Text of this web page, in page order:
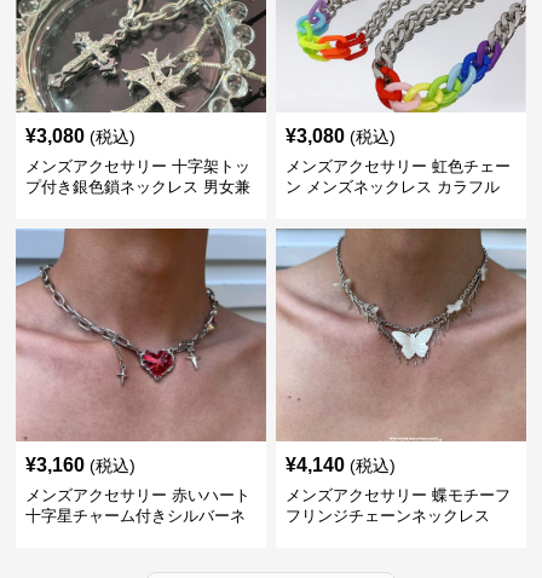
¥3,080 (税込)
メンズアクセサリー 十字架トッ
プ付き銀色鎖ネックレス 男女兼
¥3,080 (税込)
メンズアクセサリー 虹色チェー
ン メンズネックレス カラフル
¥3,160 (税込)
メンズアクセサリー 赤いハート
十字星チャーム付きシルバーネ
¥4,140 (税込)
メンズアクセサリー 蝶モチーフ
フリンジチェーンネックレス